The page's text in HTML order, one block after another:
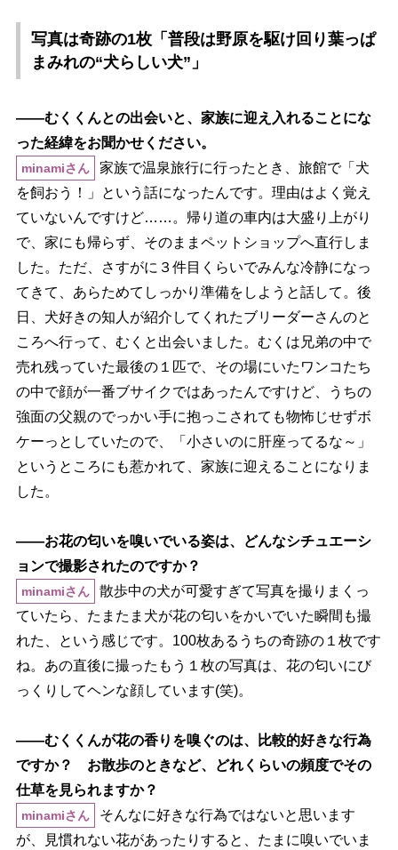
写真は奇跡の1枚「普段は野原を駆け回り葉っぱ
まみれの“犬らしい犬”」
――むくくんとの出会いと、家族に迎え入れることにな
った経緯をお聞かせください。
minamiさん
家族で温泉旅行に行ったとき、旅館で「犬
を飼おう！」という話になったんです。理由はよく覚え
ていないんですけど……。帰り道の車内は大盛り上がり
で、家にも帰らず、そのままペットショップへ直行しま
した。ただ、さすがに３件目くらいでみんな冷静になっ
てきて、あらためてしっかり準備をしようと話して。後
日、犬好きの知人が紹介してくれたブリーダーさんのと
ころへ行って、むくと出会いました。むくは兄弟の中で
売れ残っていた最後の１匹で、その場にいたワンコたち
の中で顔が一番ブサイクではあったんですけど、うちの
強面の父親のでっかい手に抱っこされても物怖じせずボ
ケーっとしていたので、「小さいのに肝座ってるな～」
というところにも惹かれて、家族に迎えることになりま
した。
――お花の匂いを嗅いでいる姿は、どんなシチュエーシ
ョンで撮影されたのですか？
minamiさん
散歩中の犬が可愛すぎて写真を撮りまくっ
ていたら、たまたま犬が花の匂いをかいでいた瞬間も撮
れた、という感じです。100枚あるうちの奇跡の１枚です
ね。あの直後に撮ったもう１枚の写真は、花の匂いにび
っくりしてヘンな顔しています(笑)。
――むくくんが花の香りを嗅ぐのは、比較的好きな行為
ですか？ お散歩のときなど、どれくらいの頻度でその
仕草を見られますか？
minamiさん
そんなに好きな行為ではないと思います
が、見慣れない花があったりすると、たまに嗅いでいま